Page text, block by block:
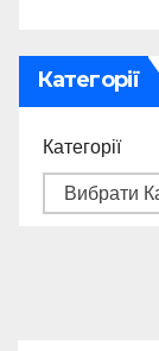
Категорії
Категорії